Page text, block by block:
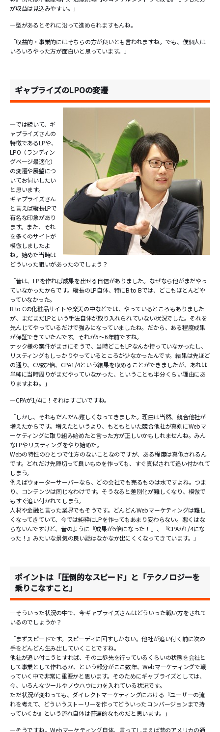
が収益は見込みやすい。」
―型があるとそれに沿って進められますもんね。
「収益的・事業的にはそちらの方が良いとも言われますね。でも、僕個人は
いろいろやった方が面白いと思っています。」
ギャプライズのLPOの変遷
―では続いて、ギ
ャプライズさんの
特徴であるLPや、
LPO（ランディン
グページ最適化）
の変遷や展望につ
いてお伺いしたい
と思います。
ギャプライズさん
と言えば縦長LPで
有名な印象があり
ます。また、それ
を多くのサイトが
模倣しましたよ
ね。始めた当時は
どういった狙いがあったのでしょう？
「昔は、LPを作れば成果を出せる自信がありました。なぜなら他がまだやっ
ていなかったからです。縦長のLP自体、特にB to Bでは、どこもほとんどや
っていなかった。
B to Cの化粧品サイトや楽天の中などでは、やっているところもありました
が、まだまだLPという手法自体が取り入れられていない状況でした。それを
先んじてやっているだけで強みになっていましたね。だから、ある程度成果
が保証できていたんです。それが5～6年前ですね。
ナック様の案件がまさにそうで、当時どこもLPなんか持っていなかったし、
リスティングもしっかりやっているところが少なかったんです。結果は先ほど
の通り、CV数2倍、CPA1/4という結果を収めることができましたが、あれは
単純に当時周りがまだやっていなかった、ということも半分くらい理由にあ
りますよね。」
―CPAが1/4に！それはすごいですね。
「しかし、それもだんだん難しくなってきました。理由は当然、競合他社が
増えたからです。増えたというより、もともといた競合他社が真剣にWebマ
ーケティングに取り組み始めたと言った方が正しいかもしれませんね。みん
なLPやリスティングをやり始めた。
Webの特性のひとつで仕方のないことなのですが、ある程度は真似されるん
です。どれだけ先陣切って良いものを作っても、すぐ真似されて追い付かれて
しまう。
例えばウォーターサーバーなら、どの会社でも売るものは水ですよね。つま
り、コンテンツは同じなわけです。そうなると差別化が難しくなり、模倣で
もすぐ追い付かれてしまう。
人材や金融と言った業界でもそうです。どんどんWebマーケティングは難し
くなってきていて、今では純粋にLPを作ってもあまり変わらない。悪くはな
らないんですけど、昔のように『成果が5倍になった！』、『CPAが1/4にな
った！』みたいな景気の良い話はなかなか出にくくなってきています。」
ポイントは「圧倒的なスピード」と「テクノロジーを
乗りこなすこと」
―そういった状況の中で、今ギャプライズさんはどういった戦い方をされて
いるのでしょうか？
「まずスピードです。スピーディに回すしかない。他社が追い付く前に次の
手をどんどん生み出していくことですね。
他社が追い付こうとすれば、その二歩先を行っているくらいの状態を会社と
して事業として作れるか、という部分がここ数年、Webマーケティングで戦
っていく中で非常に重要かと思います。そのためにギャプライズとしては、
今、いろんなツールやノウハウに力を入れている状況です。
ただ状況が変わっても、ダイレクトマーケティングにおける『ユーザーの流
れを考えて、どういうストーリーを作ってどういったコンバージョンまで持
っていくか』という流れ自体は普遍的なものだと思います。」
―そうですね。Webマーケティング自体、言ってしまえば昔のアメリカの通